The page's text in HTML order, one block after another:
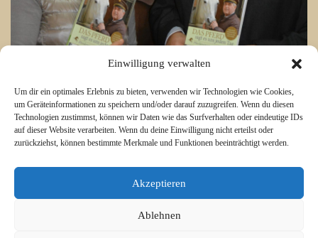
Einwilligung verwalten
Um dir ein optimales Erlebnis zu bieten, verwenden wir Technologien wie Cookies,
um Geräteinformationen zu speichern und/oder darauf zuzugreifen. Wenn du diesen
Technologien zustimmst, können wir Daten wie das Surfverhalten oder eindeutige IDs
auf dieser Website verarbeiten. Wenn du deine Einwilligung nicht erteilst oder
zurückziehst, können bestimmte Merkmale und Funktionen beeinträchtigt werden.
Akzeptieren
Ablehnen